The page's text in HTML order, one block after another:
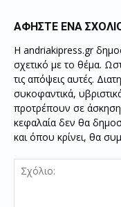
ΑΦΗΣΤΕ ΕΝΑ
Η andriakipress.gr
σχετικό με το θέμα.
τις απόψεις αυτές.
συκοφαντικά,
προτρέπουν σε άσκηση
κεφαλαία δεν θα
και όπου κρίνει, θα